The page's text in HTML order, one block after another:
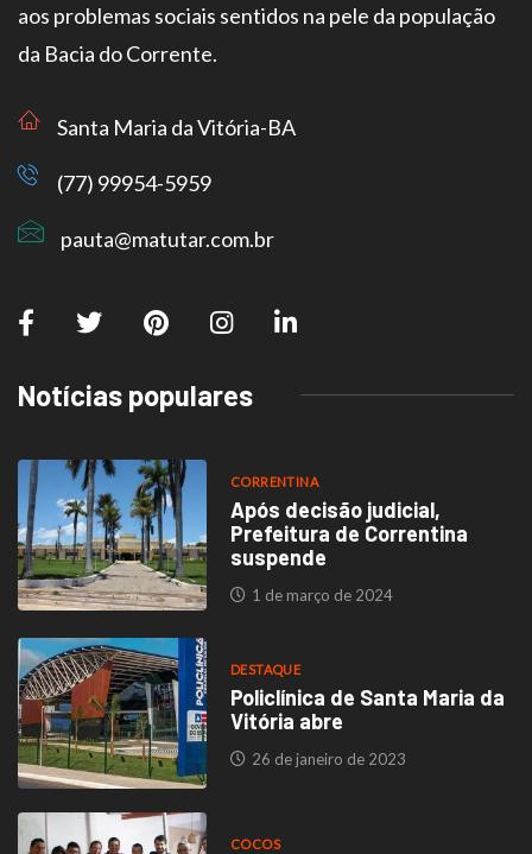
aos problemas sociais sentidos na pele da população
da Bacia do Corrente.
Santa Maria da Vitória-BA
(77) 99954-5959
pauta@matutar.com.br
Notícias populares
CORRENTINA
Após decisão judicial,
Prefeitura de Correntina
suspende
1 de março de 2024
DESTAQUE
Policlínica de Santa Maria da
Vitória abre
26 de janeiro de 2023
COCOS